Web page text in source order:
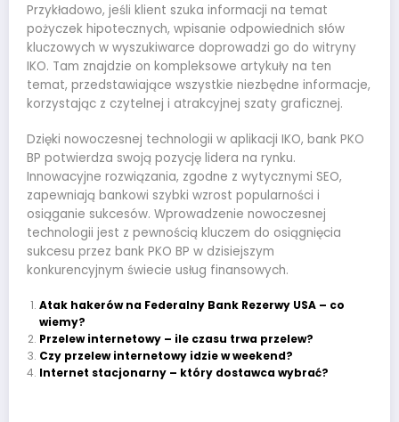
Przykładowo, jeśli klient szuka informacji na temat
pożyczek hipotecznych, wpisanie odpowiednich słów
kluczowych w wyszukiwarce doprowadzi go do witryny
IKO. Tam znajdzie on kompleksowe artykuły na ten
temat, przedstawiające wszystkie niezbędne informacje,
korzystając z czytelnej i atrakcyjnej szaty graficznej.
Dzięki nowoczesnej technologii w aplikacji IKO, bank PKO
BP potwierdza swoją pozycję lidera na rynku.
Innowacyjne rozwiązania, zgodne z wytycznymi SEO,
zapewniają bankowi szybki wzrost popularności i
osiąganie sukcesów. Wprowadzenie nowoczesnej
technologii jest z pewnością kluczem do osiągnięcia
sukcesu przez bank PKO BP w dzisiejszym
konkurencyjnym świecie usług finansowych.
Atak hakerów na Federalny Bank Rezerwy USA – co
wiemy?
Przelew internetowy – ile czasu trwa przelew?
Czy przelew internetowy idzie w weekend?
Internet stacjonarny – który dostawca wybrać?